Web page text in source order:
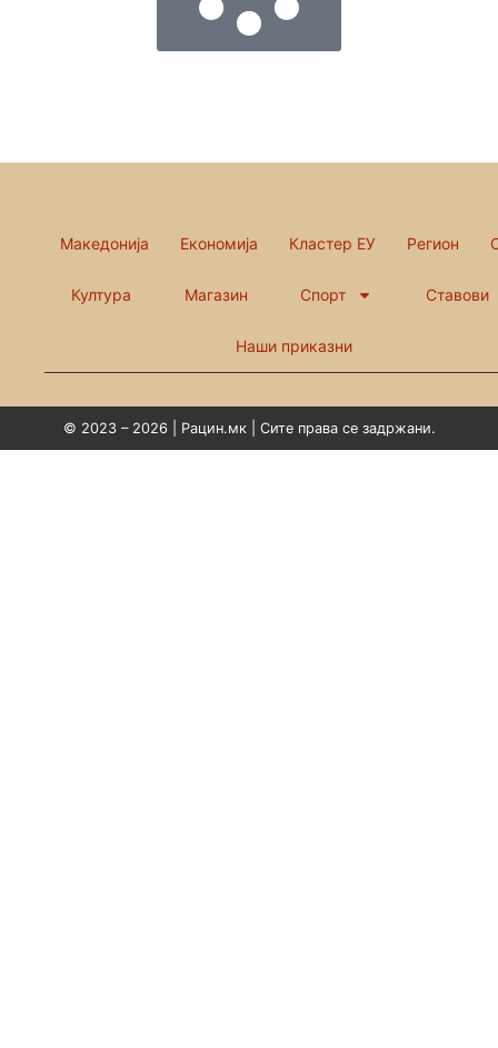
Македонија Економија Кластер ЕУ Регион
Култура Магазин Спорт Ставови
Наши приказни
© 2023 – 2026 | Рацин.мк | Сите права се задржани.